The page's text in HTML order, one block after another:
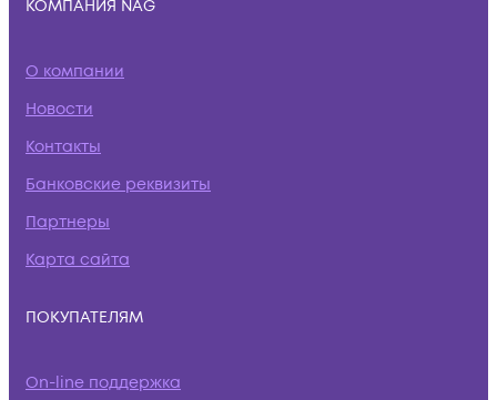
КОМПАНИЯ NAG
О компании
Новости
Контакты
Банковские реквизиты
Партнеры
Карта сайта
ПОКУПАТЕЛЯМ
On-line поддержка